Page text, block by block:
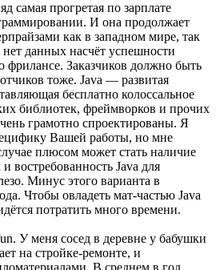
самая прогретая по зарплате
И она продолжает
как в западном мире, так
данных насчёт успешности
фрилансе. Заказчиков должно быть
тоже. Java — развитая
бесплатно колоссальное
библиотек, фреймворков и прочих
грамотно спроектированы. Я
Вашей работы, но мне
плюсом может стать наличие
востребованность Java для
Минус этого варианта в
Чтобы овладеть мат-частью Java
потратить много времени.
У меня сосед в деревне у бабушки
на стройке-ремонте, и
В среднем в год